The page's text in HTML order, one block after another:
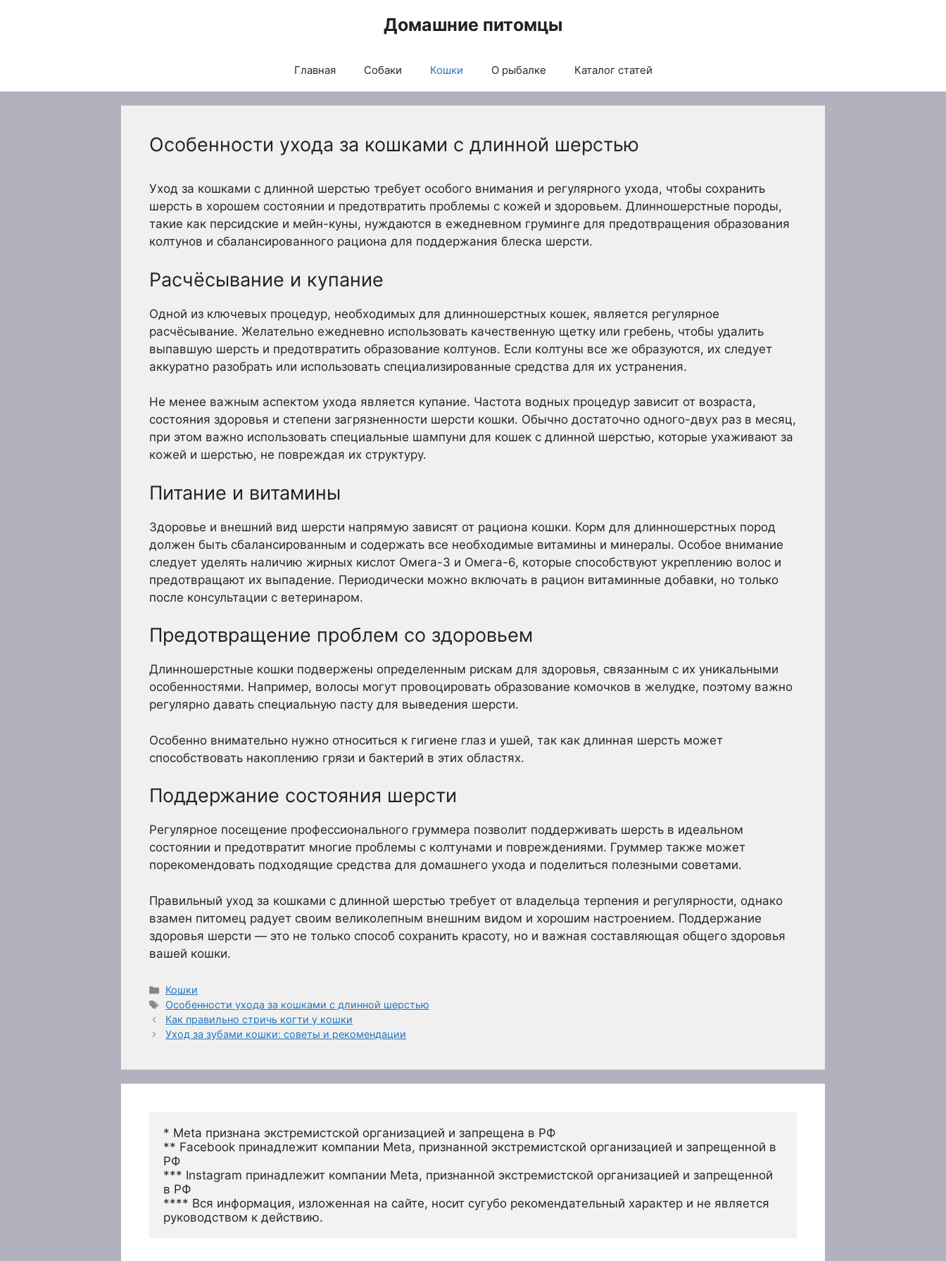
Домашние питомцы
Главная Собаки Кошки О рыбалке Каталог статей
Особенности ухода за кошками с длинной шерстью
Уход за кошками с длинной шерстью требует особого внимания и регулярного ухода, чтобы сохранить
шерсть в хорошем состоянии и предотвратить проблемы с кожей и здоровьем. Длинношерстные породы,
такие как персидские и мейн-куны, нуждаются в ежедневном груминге для предотвращения образования
колтунов и сбалансированного рациона для поддержания блеска шерсти.
Расчёсывание и купание
Одной из ключевых процедур, необходимых для длинношерстных кошек, является регулярное
расчёсывание. Желательно ежедневно использовать качественную щетку или гребень, чтобы удалить
выпавшую шерсть и предотвратить образование колтунов. Если колтуны все же образуются, их следует
аккуратно разобрать или использовать специализированные средства для их устранения.
Не менее важным аспектом ухода является купание. Частота водных процедур зависит от возраста,
состояния здоровья и степени загрязненности шерсти кошки. Обычно достаточно одного-двух раз в месяц,
при этом важно использовать специальные шампуни для кошек с длинной шерстью, которые ухаживают за
кожей и шерстью, не повреждая их структуру.
Питание и витамины
Здоровье и внешний вид шерсти напрямую зависят от рациона кошки. Корм для длинношерстных пород
должен быть сбалансированным и содержать все необходимые витамины и минералы. Особое внимание
следует уделять наличию жирных кислот Омега-3 и Омега-6, которые способствуют укреплению волос и
предотвращают их выпадение. Периодически можно включать в рацион витаминные добавки, но только
после консультации с ветеринаром.
Предотвращение проблем со здоровьем
Длинношерстные кошки подвержены определенным рискам для здоровья, связанным с их уникальными
особенностями. Например, волосы могут провоцировать образование комочков в желудке, поэтому важно
регулярно давать специальную пасту для выведения шерсти.
Особенно внимательно нужно относиться к гигиене глаз и ушей, так как длинная шерсть может
способствовать накоплению грязи и бактерий в этих областях.
Поддержание состояния шерсти
Регулярное посещение профессионального груммера позволит поддерживать шерсть в идеальном
состоянии и предотвратит многие проблемы с колтунами и повреждениями. Груммер также может
порекомендовать подходящие средства для домашнего ухода и поделиться полезными советами.
Правильный уход за кошками с длинной шерстью требует от владельца терпения и регулярности, однако
взамен питомец радует своим великолепным внешним видом и хорошим настроением. Поддержание
здоровья шерсти — это не только способ сохранить красоту, но и важная составляющая общего здоровья
вашей кошки.
Рубрики
Кошки
Метки
Особенности ухода за кошками с длинной шерстью
Как правильно стричь когти у кошки
Уход за зубами кошки: советы и рекомендации
* Meta признана экстремистской организацией и запрещена в РФ
** Facebook принадлежит компании Meta, признанной экстремистской организацией и запрещенной в
РФ
*** Instagram принадлежит компании Meta, признанной экстремистской организацией и запрещенной
в РФ
**** Вся информация, изложенная на сайте, носит сугубо рекомендательный характер и не является
руководством к действию.